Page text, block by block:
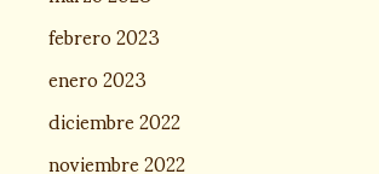
febrero 2023
enero 2023
diciembre 2022
noviembre 2022